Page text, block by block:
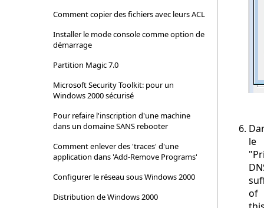
Comment copier des fichiers avec leurs ACL
Installer le mode console comme option de
démarrage
Partition Magic 7.0
Microsoft Security Toolkit: pour un
Windows 2000 sécurisé
Pour refaire l'inscription d'une machine
dans un domaine SANS rebooter
Comment enlever des 'traces' d'une
application dans 'Add-Remove Programs'
Configurer le réseau sous Windows 2000
Distribution de Windows 2000
le
of